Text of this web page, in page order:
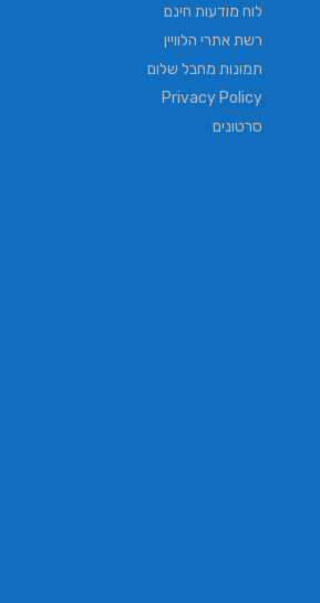
לוח מודעות חינם
רשת אתרי הלוויין
תמונות מחבל שלום
Privacy Policy
סרטונים